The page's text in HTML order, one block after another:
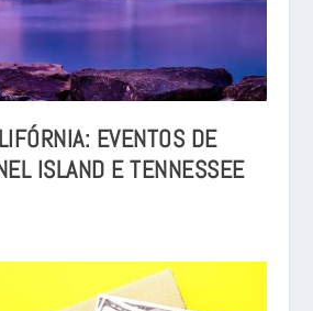
EVENTOS DE
ISLAND E TENNESSEE